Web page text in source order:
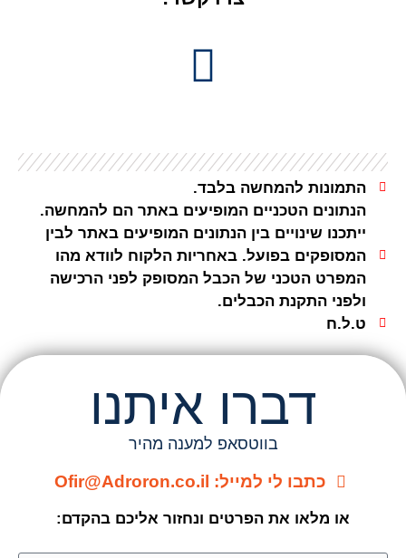
התמונות להמחשה בלבד.
הנתונים הטכניים המופיעים באתר הם להמחשה.
ייתכנו שינויים בין הנתונים המופיעים באתר לבין
המסופקים בפועל. באחריות הלקוח לוודא מהו
המפרט הטכני של הכבל המסופק לפני הרכישה
ולפני התקנת הכבלים.
ט.ל.ח
דברו איתנו
בווטסאפ למענה מהיר
כתבו לי למייל: Ofir@Adroron.co.il
או מלאו את הפרטים ונחזור אליכם בהקדם: